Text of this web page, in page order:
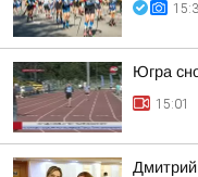
Югра
15:01